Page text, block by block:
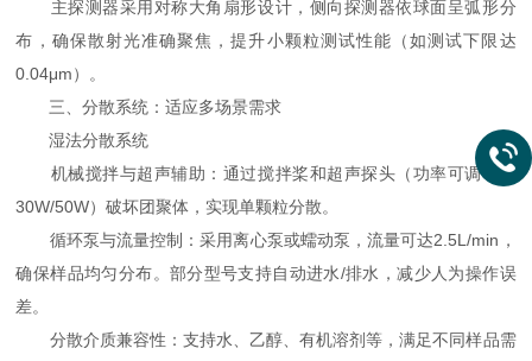
主探测器采用对称大角扇形设计，侧向探测器依球面呈弧形分
布，确保散射光准确聚焦，提升小颗粒测试性能（如测试下限达
0.04μm）。
三、分散系统：适应多场景需求
湿法分散系统
机械搅拌与超声辅助：通过搅拌桨和超声探头（功率可调，如
30W/50W）破坏团聚体，实现单颗粒分散。
循环泵与流量控制：采用离心泵或蠕动泵，流量可达2.5L/min，
确保样品均匀分布。部分型号支持自动进水/排水，减少人为操作误
差。
分散介质兼容性：支持水、乙醇、有机溶剂等，满足不同样品需